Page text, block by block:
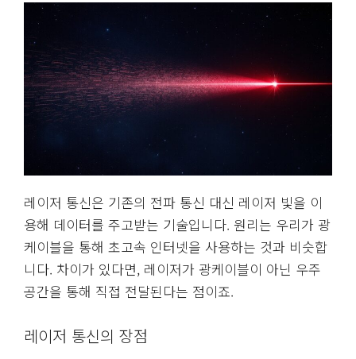
레이저 통신은 기존의 전파 통신 대신 레이저 빛을 이
용해 데이터를 주고받는 기술입니다. 원리는 우리가 광
케이블을 통해 초고속 인터넷을 사용하는 것과 비슷합
니다. 차이가 있다면, 레이저가 광케이블이 아닌 우주
공간을 통해 직접 전달된다는 점이죠.
레이저 통신의 장점